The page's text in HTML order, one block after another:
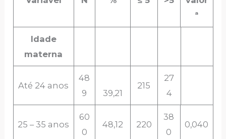
ª
Idade
materna
Até 24 anos
48
9
39,21
215
27
4
25 – 35 anos
60
0
48,12 220
38
0
0,040